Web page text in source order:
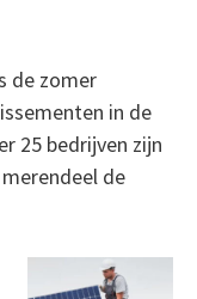
de zomer
in de
25 bedrijven zijn
de